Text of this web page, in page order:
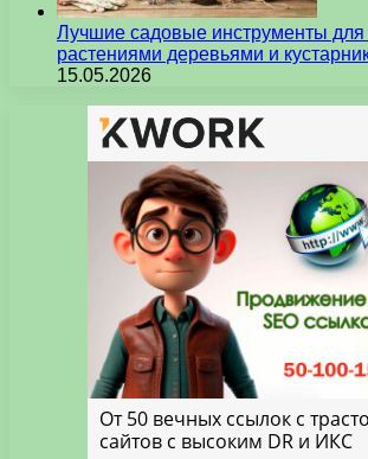
Лучшие садовые инструменты для
растениями деревьями и
15.05.2026